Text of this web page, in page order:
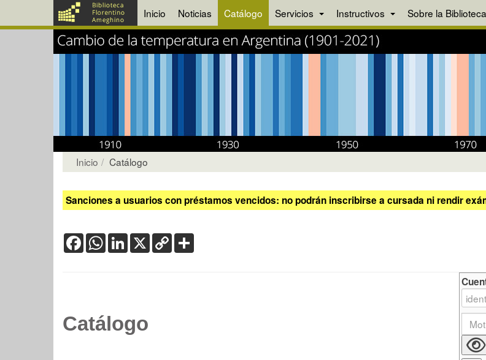
Inicio Noticias Catálogo Servicios Instructivos Sobre la Biblioteca
Inicio Catálogo
Sanciones a usuarios con préstamos vencidos: no podrán inscribirse a cursada ni rendir
FacebookWhatsApp
LinkedIn
X Copy
Link
Catálogo